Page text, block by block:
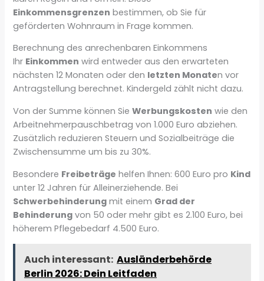
Einkommensgrenzen bestimmen, ob Sie für
geförderten Wohnraum in Frage kommen.
Berechnung des anrechenbaren Einkommens
Ihr Einkommen wird entweder aus den erwarteten
nächsten 12 Monaten oder den letzten Monaten vor
Antragstellung berechnet. Kindergeld zählt nicht dazu.
Von der Summe können SieWerbungskosten wie den
Arbeitnehmerpauschbetrag von 1.000 Euro abziehen.
Zusätzlich reduzieren Steuern und Sozialbeiträge die
Zwischensumme um bis zu 30%.
Besondere Freibeträge helfen Ihnen: 600 Euro pro Kind
unter 12 Jahren für Alleinerziehende. Bei
Schwerbehinderung mit einem Grad der
Behinderung von 50 oder mehr gibt es 2.100 Euro, bei
höherem Pflegebedarf 4.500 Euro.
Auch interessant: Ausländerbehörde
Berlin 2026: Dein Leitfaden